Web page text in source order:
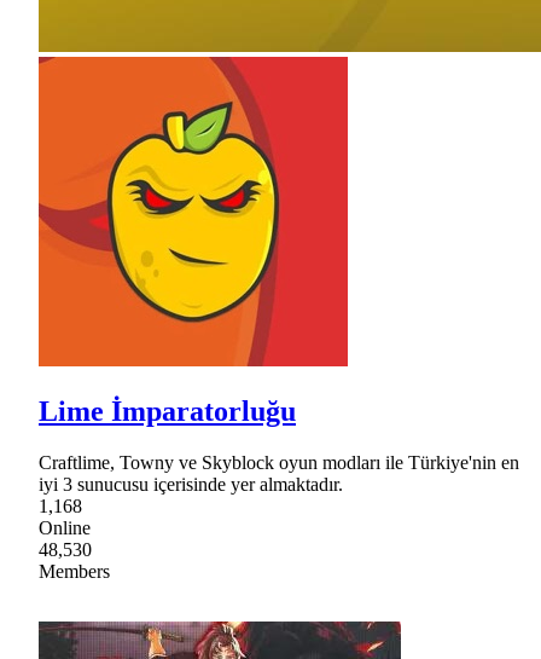
Lime İmparatorluğu
Craftlime, Towny ve Skyblock oyun modları ile Türkiye'nin en
iyi 3 sunucusu içerisinde yer almaktadır.
1,168
Online
48,530
Members